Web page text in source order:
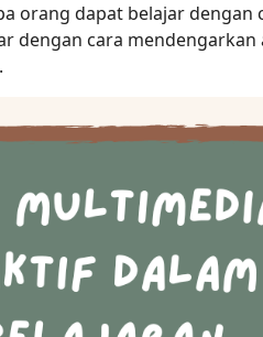
orang dapat belajar dengan
dengan cara mendengarkan